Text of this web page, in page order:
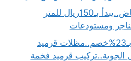
هناجر ومستودعات الرياض..يبدأ بـ150ريال للمتر
ومستودعات
مظلات قرميد بالرياض بـ23%خصم..مظلات قرميد
الجوية..تركيب قرميد فخمة